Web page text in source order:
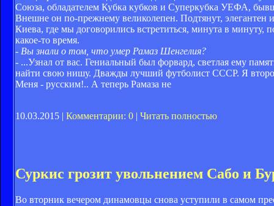
Союза, обладателем Кубка кубков и Суперкубка УЕФА,
Внешне он по-прежнему великолепен. Подтянут, элегантен
Киева, где мы договорились встретиться, минута в
какое-то время.
- Вы знали о том, что умер Рамаз Шенгелия?
- ...Узнал от вас. Гениальный был форвард, светлая ему
найти свою нишу. Дважды лучший футболист СССР. Я
Меня - русским!.. А теперь Рамаза не
10.03.2015 | Комментарии: 0 | Читать полностью
Суркис грозит увольнением Сабо и
Во вторник вечером динамовцы снова уступили в самом